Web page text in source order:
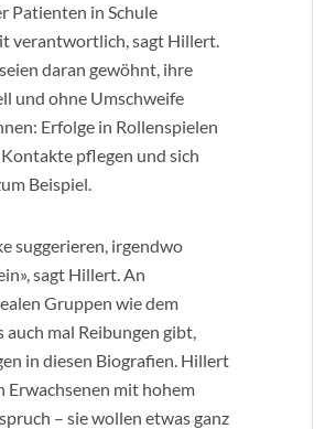
Patienten in Schule
verantwortlich, sagt Hillert.
daran gewöhnt, ihre
und ohne Umschweife
Erfolge in Rollenspielen
pflegen und sich
Beispiel.
suggerieren, irgendwo
sagt Hillert. An
Gruppen wie dem
auch mal Reibungen gibt,
in diesen Biografien. Hillert
Erwachsenen mit hohem
– sie wollen etwas ganz